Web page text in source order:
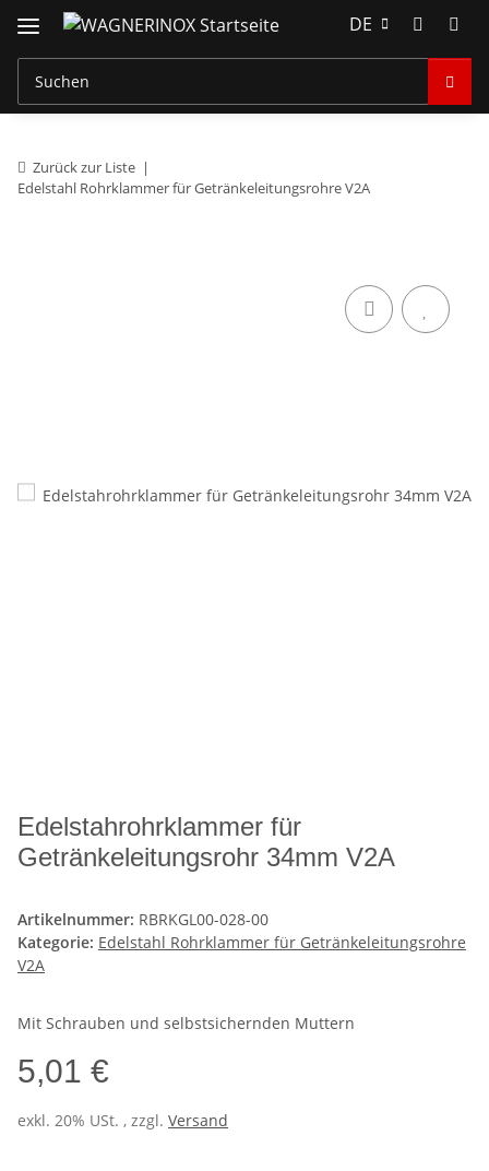
DE
Zurück zur Liste
Edelstahl Rohrklammer für Getränkeleitungsrohre V2A
Edelstahrohrklammer für
Getränkeleitungsrohr 34mm V2A
Artikelnummer: RBRKGL00-028-00
Kategorie: Edelstahl Rohrklammer für Getränkeleitungsrohre
V2A
Mit Schrauben und selbstsichernden Muttern
5,01 €
exkl. 20% USt. , zzgl. Versand